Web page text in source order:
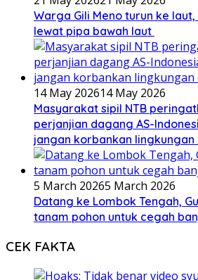
Warga Gili Meno turun ke
lewat pipa bawah laut
14 May 202614 May 2026
Masyarakat sipil NTB
perjanjian dagang AS-
jangan korbankan
5 March 20265 March 2026
Datang ke Lombok Tengah,
tanam pohon untuk cegah
CEK FAKTA